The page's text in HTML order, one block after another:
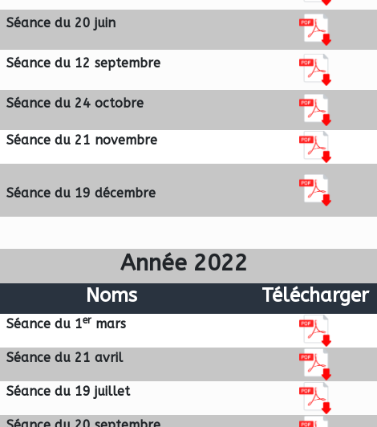
Séance du 20 juin
Séance du 12 septembre
Séance du 24 octobre
Séance du 21 novembre
Séance du 19 décembre
Année 2022
Noms Télécharger
Séance du 1er mars
Séance du 21 avril
Séance du 19 juillet